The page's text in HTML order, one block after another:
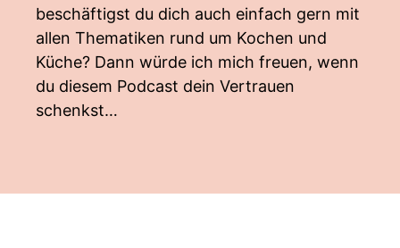
beschäftigst du dich auch einfach gern mit
allen Thematiken rund um Kochen und
Küche? Dann würde ich mich freuen, wenn
du diesem Podcast dein Vertrauen
schenkst…